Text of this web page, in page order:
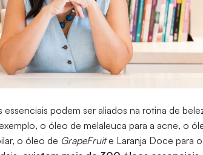
podem ser aliados na rotina de
o óleo de melaleuca para a acne, o
o óleo de GrapeFruite Laranja Doce para